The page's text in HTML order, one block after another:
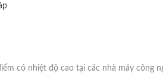
có nhiệt độ cao tại các nhà máy công